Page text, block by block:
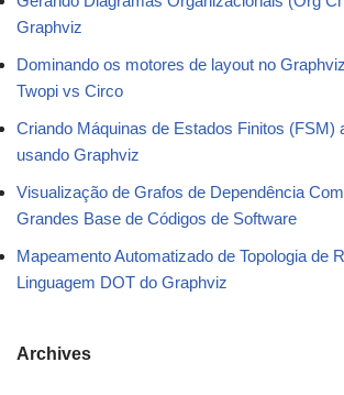
Graphviz
Dominando os motores de layout no
Twopi vs Circo
Criando Máquinas de Estados Finitos (FSM)
usando Graphviz
Visualização de Grafos de Dependência
Grandes Base de Códigos de Software
Mapeamento Automatizado de Topologia de
Linguagem DOT do Graphviz
Archives